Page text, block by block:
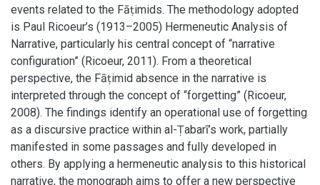
events related to the Fāṭimids. The methodology adopted
is Paul Ricoeur’s (1913–2005) Hermeneutic Analysis of
Narrative, particularly his central concept of “narrative
configuration” (Ricoeur, 2011). From a theoretical
perspective, the Fāṭimid absence in the narrative is
interpreted through the concept of “forgetting” (Ricoeur,
2008). The findings identify an operational use of forgetting
as a discursive practice within al-Ṭabarī’s work, partially
manifested in some passages and fully developed in
others. By applying a hermeneutic analysis to this historical
narrative, the monograph aims to offer a new perspective